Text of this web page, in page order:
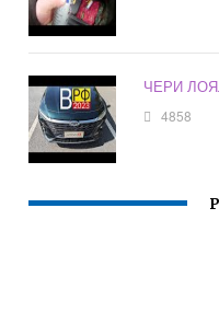
ЧЕРИ
4858